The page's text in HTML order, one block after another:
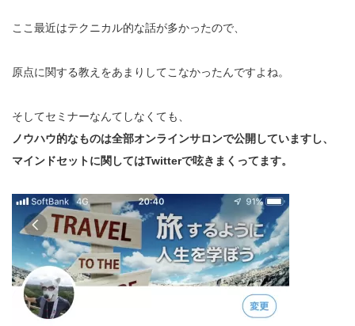
ここ最近はテクニカル的な話が多かったので、
原点に関する教えをあまりしてこなかったんですよね。
そしてセミナーなんてしなくても、
ノウハウ的なものは全部オンラインサロンで公開していますし、
マインドセットに関してはTwitterで呟きまくってます。